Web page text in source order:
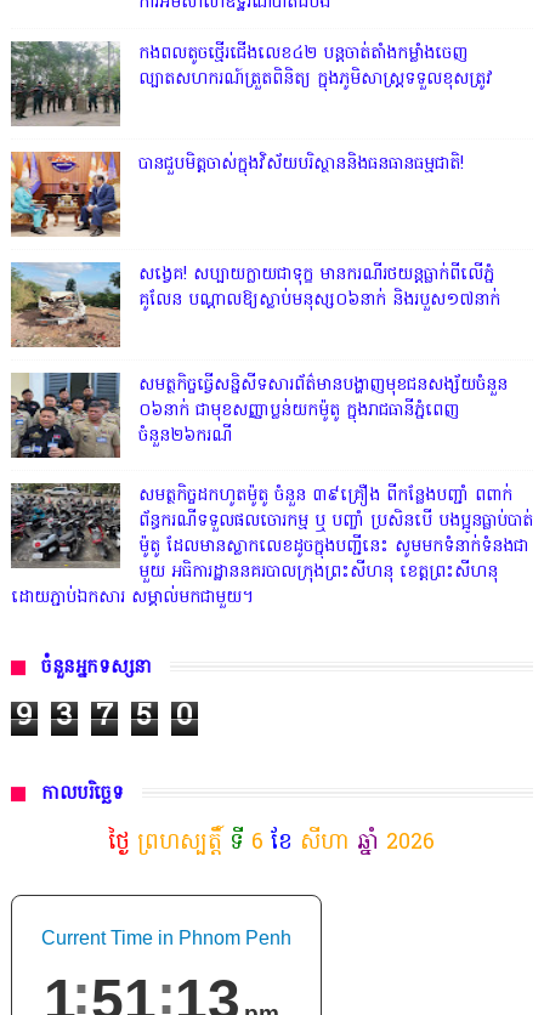
កងពលតូចថ្មើរជើងលេខ៤២ បន្តចាត់តាំងកម្លាំងចេញ
ល្បាតសហករណ៍ត្រួតពិនិត្យ ក្នុងភូមិសាស្រ្តទទួលខុសត្រូវ
បានជួបមិត្តចាស់ក្នុងវិស័យបរិស្ថាននិងធនធានធម្មជាតិ!
សង្វេគ! សប្បាយក្លាយជាទុក្ខ មានករណីរថយន្តធ្លាក់ពីលើភ្នំ
គូលែន បណ្ដាលឱ្យស្លាប់មនុស្ស០៦នាក់ និងរបួស១៧នាក់
សមត្ថកិច្ចធ្វើសន្និសីទសារព័ត៌មានបង្ហាញមុខជនសង្ស័យចំនួន
០៦នាក់ ជាមុខសញ្ញាប្លន់យកម៉ូតូ ក្នុងរាជធានីភ្នំពេញ
ចំនួន២៦ករណី
សមត្ថកិច្ចដកហូតម៉ូតូ ចំនួន ៣៩គ្រឿង ពីកន្លែងបញ្ជាំ ពពាក់
ព័ន្ធករណីទទួលផលចោរកម្ម ឬ បញ្ចាំ ប្រសិនបើ បងប្អូនធ្លាប់បាត់
ម៉ូតូ ដែលមានស្លាកលេខដូចក្នុងបញ្ជីនេះ សូមមកទំនាក់ទំនងជា
មួយ អធិការដ្ឋាននគរបាលក្រុងព្រះសីហនុ ខេត្តព្រះសីហនុ
ដោយភ្ជាប់ឯកសារ សម្គាល់មកជាមួយ។
ចំនួនអ្នកទស្សនា
9 3 7 5 0
កាលបរិច្ឆេទ
ថ្ងៃ ព្រហស្បត្តិ៍ ទី 6 ខែ សីហា ឆ្នាំ 2026
Current Time in Phnom Penh
1 51 15